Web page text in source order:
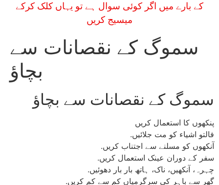
کے بارے میں اگر کوئی سوال ہے تو یہاں کلک کرکے
میسیج کریں
سموگ کے نقصانات سے
بچاؤ
سموگ کے نقصانات سے بچاؤ
پنکھوں کا استعمال کریں
فالتو اشیاء کو مت جلائیں.
آنکھوں کو مسلنے سے اجتناب کریں.
سفر کے دوران عینک استعمال کریں.
چہرہ، آنکھیں، ناک، ہاتھ بار بار دھوئیں.
گھر سے باہر کی سرگرمیاں کم سے کم کریں.